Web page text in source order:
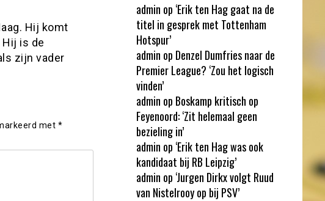
Hij komt
is de
zijn vader
met *
admin op ‘Erik ten Hag gaat na de
titel in gesprek met Tottenham
Hotspur’
admin op Denzel Dumfries naar de
Premier League? ‘Zou het logisch
vinden’
admin op Boskamp kritisch op
Feyenoord: ‘Zit helemaal geen
bezieling in’
admin op ‘Erik ten Hag was ook
kandidaat bij RB Leipzig’
admin op ‘Jurgen Dirkx volgt Ruud
van Nistelrooy op bij PSV’